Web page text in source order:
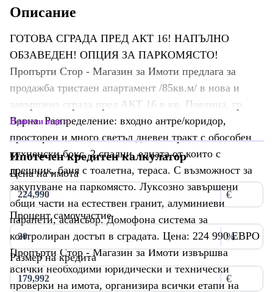
Описание
ГОТОВА СГРАДА ПРЕД АКТ 16! НАПЪЛНО
ОБЗАВЕДЕН! ОПЦИЯ ЗА ПАРКОМЯСТО!
Пропърти Стор - Магазин за Имоти предлага за
продажба тристаен апартамент /85кв.м/ в нова и
завършена сграда пред АКТ 16 в кв. Пчелина, гр.
Варна. Разпределение: входно антре/коридор,
просторен и много светъл дневен тракт с обособен
кухненски бокс, 2 спални, едната от които с
дрешник, баня с тоалетна, тераса. С възможност за
закупуване на паркомясто. Луксозно завършени
общи части на естествен гранит, алуминиеви
парапети, асансьор. Домофона система за
контролиран достъп в сградата. Цена: 224 990 ЕВРО
Пропърти Стор - Магазин за Имоти извършва
всички необходими юридически и технически
проверки на имота, организира всички етапи на
Прочети още
Ипотечен кредитен калкулатор
Цена на имота
€
Процент самоучастие
%
Размер на кредита
€